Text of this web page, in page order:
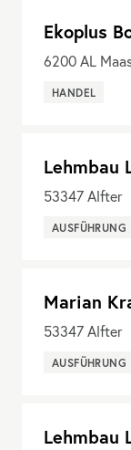
Ekoplus
6200AL
HANDEL
Lehmbau
53347Alfter
AUSFÜHRUNG
Marian
53347Alfter
AUSFÜHRUNG
Lehmbau